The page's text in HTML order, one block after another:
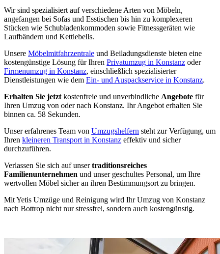
Wir sind spezialisiert auf verschiedene Arten von Möbeln,
angefangen bei Sofas und Esstischen bis hin zu komplexeren
Stücken wie Schubladenkommoden sowie Fitnessgeräten wie
Laufbändern und Kettlebells.
Unsere Möbelmitfahrzentrale und Beiladungsdienste bieten eine
kostengünstige Lösung für Ihren Privatumzug in Konstanz oder
Firmenumzug in Konstanz, einschließlich spezialisierter
Dienstleistungen wie dem Ein- und Auspackservice in Konstanz.
Erhalten Sie jetzt kostenfreie und unverbindliche Angebote für
Ihren Umzug von oder nach Konstanz. Ihr Angebot erhalten Sie
binnen ca. 58 Sekunden.
Unser erfahrenes Team von Umzugshelfern steht zur Verfügung, um
Ihren kleineren Transport in Konstanz effektiv und sicher
durchzuführen.
Verlassen Sie sich auf unsertraditionsreiches
Familienunternehmen und unser geschultes Personal, um Ihre
wertvollen Möbel sicher an ihren Bestimmungsort zu bringen.
Mit Yetis Umzüge und Reinigung wird Ihr Umzug von Konstanz
nach Bottrop nicht nur stressfrei, sondern auch kostengünstig.